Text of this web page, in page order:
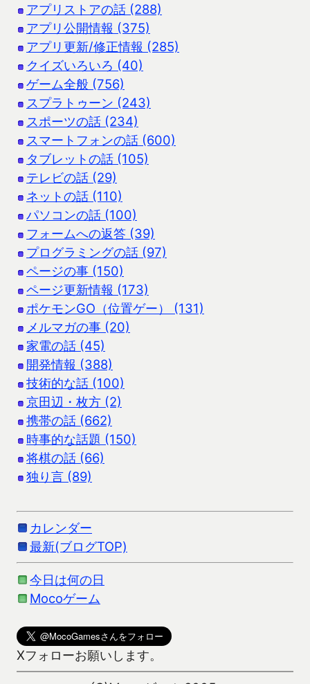
アプリストアの話 (288)
アプリ公開情報 (375)
アプリ更新/修正情報 (285)
クイズいろいろ (40)
ゲーム全般 (756)
スプラトゥーン (243)
スポーツの話 (234)
スマートフォンの話 (600)
タブレットの話 (105)
テレビの話 (29)
ネットの話 (110)
パソコンの話 (100)
フォームへの返答 (39)
プログラミングの話 (97)
ページの事 (150)
ページ更新情報 (173)
ポケモンGO（位置ゲー） (131)
メルマガの事 (20)
家電の話 (45)
開発情報 (388)
技術的な話 (100)
京田辺・枚方 (2)
携帯の話 (662)
時事的な話題 (150)
将棋の話 (66)
独り言 (89)
カレンダー
最新(ブログTOP)
今日は何の日
Mocoゲーム
Xフォローお願いします。